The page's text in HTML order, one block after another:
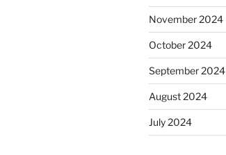
November 2024
October 2024
September 2024
August 2024
July 2024